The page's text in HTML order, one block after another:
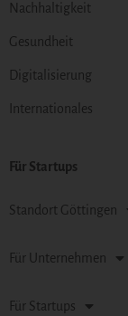
Nachhaltigkeit
Gesundheit
Digitalisierung
Internationales
Für Startups
Standort Göttingen
Für Unternehmen
Für Startups